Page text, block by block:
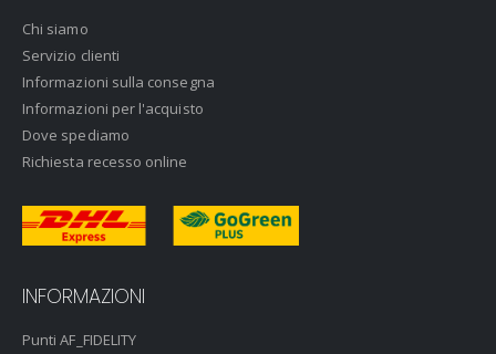
Chi siamo
Servizio clienti
Informazioni sulla consegna
Informazioni per l'acquisto
Dove spediamo
Richiesta recesso online
INFORMAZIONI
Punti AF_FIDELITY